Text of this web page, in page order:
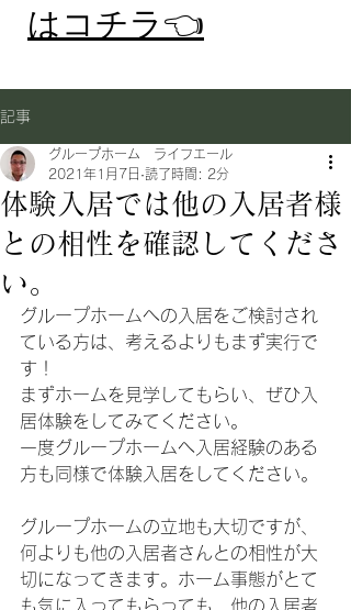
​はコチラ👈
記事
体験入居では他の入居者様
との相性を確認してくださ
い。
グループホーム ライフエール
2021年1月7日 読了時間: 2分
グループホームへの入居をご検討され
ている方は、考えるよりもまず実行で
す！
まずホームを見学してもらい、ぜひ入
居体験をしてみてください。
一度グループホームへ入居経験のある
方も同様で体験入居をしてください。
グループホームの立地も大切ですが、
何よりも他の入居者さんとの相性が大
切になってきます。ホーム事態がとて
も気に入ってもらっても、他の入居者